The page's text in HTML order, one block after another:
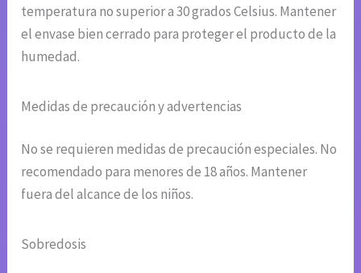
temperatura no superior a 30 grados Celsius. Mantener
el envase bien cerrado para proteger el producto de la
humedad.
Medidas de precaución y advertencias
No se requieren medidas de precaución especiales. No
recomendado para menores de 18 años. Mantener
fuera del alcance de los niños.
Sobredosis